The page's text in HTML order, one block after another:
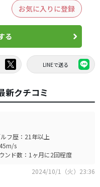
お気に入りに登録
る
LINEで送る
新クチコミ
ルフ歴：21年以上
s
ンド数：1ヶ月に2回程度
2024/10/1（火）23:36